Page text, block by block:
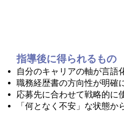
指導後に得られるもの
自分のキャリアの軸が言語
職務経歴書の方向性が明確
応募先に合わせて戦略的に
「何となく不安」な状態か